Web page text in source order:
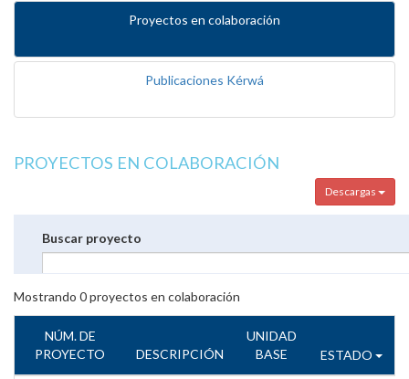
Proyectos en colaboración
Publicaciones Kérwá
PROYECTOS EN COLABORACIÓN
Descargas
Buscar proyecto
Mostrando 0proyectos en colaboración
NÚM. DE
PROYECTO
DESCRIPCIÓN
UNIDAD
BASE
ESTADO